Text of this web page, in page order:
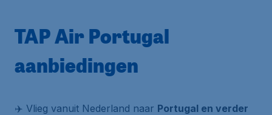
TAP Air Portugal
aanbiedingen
✈️ Vlieg vanuit Nederland naar Portugal en verder